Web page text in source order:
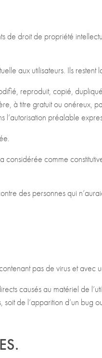
droit de propriété
aux utilisateurs. Ils
reproduit, copié,
à titre gratuit ou onéreux,
l’autorisation préalable
comme
des personnes qui
pas de virus et
causés au matériel de
de l’apparition d’un bug